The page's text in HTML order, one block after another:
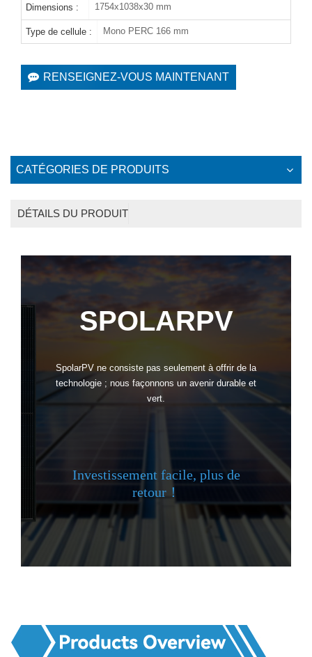
Dimensions : 1754x1038x30 mm
Type de cellule : Mono PERC 166 mm
RENSEIGNEZ-VOUS MAINTENANT
CATÉGORIES DE PRODUITS
DÉTAILS DU PRODUIT
SPOLARPV
SpolarPV ne consiste pas seulement à offrir de la
technologie ; nous façonnons un avenir durable et
vert.
Investissement facile, plus de
retour！